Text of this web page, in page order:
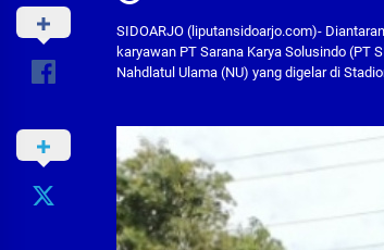
SIDOARJO (liputansidoarjo.com)-
karyawan PT Sarana Karya Solusindo (PT
Nahdlatul Ulama (NU) yang digelar di